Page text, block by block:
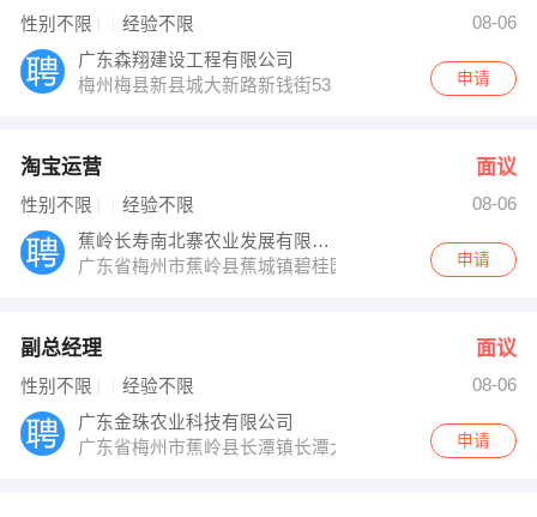
性别不限 经验不限
08-06
广东森翔建设工程有限公司
梅州梅县新县城大新路新钱街53
申请
淘宝运营 面议
性别不限 经验不限
08-06
蕉岭长寿南北寨农业发展有限公司
广东省梅州市蕉岭县蕉城镇碧桂园峰景八街16号申请
副总经理 面议
性别不限 经验不限
08-06
广东金珠农业科技有限公司
广东省梅州市蕉岭县长潭镇长潭大道61号
申请